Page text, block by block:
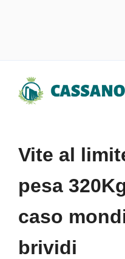
Vite al
pesa
caso
brividi